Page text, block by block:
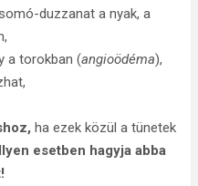
duzzanat a nyak, a
a torokban (angioödéma),
ha ezek közül a tünetek
Ilyen esetben hagyja abba